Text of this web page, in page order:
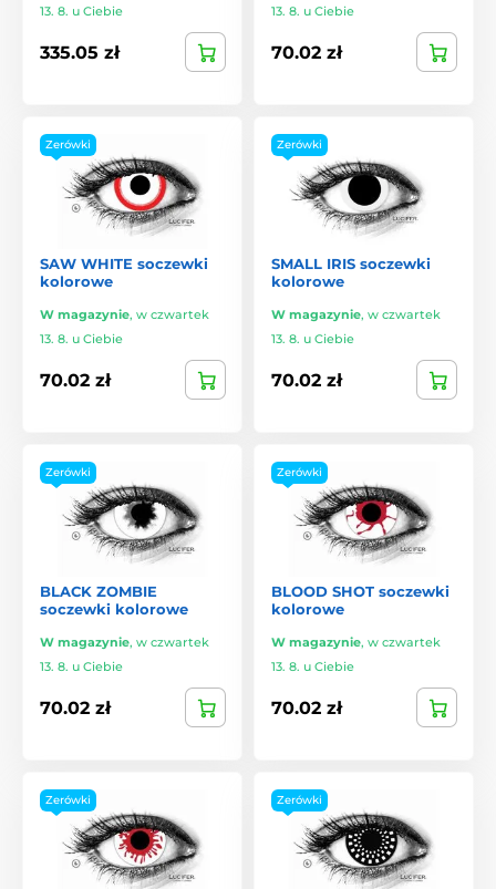
13. 8. u Ciebie
335.05 zł
13. 8. u Ciebie
70.02 zł
Zerówki
SAW WHITE soczewki
kolorowe
W magazynie, w czwartek
13. 8. u Ciebie
70.02 zł
Zerówki
SMALL IRIS soczewki
kolorowe
W magazynie, w czwartek
13. 8. u Ciebie
70.02 zł
Zerówki
BLACK ZOMBIE
soczewki kolorowe
W magazynie, w czwartek
13. 8. u Ciebie
70.02 zł
Zerówki
BLOOD SHOT soczewki
kolorowe
W magazynie, w czwartek
13. 8. u Ciebie
70.02 zł
Zerówki Zerówki